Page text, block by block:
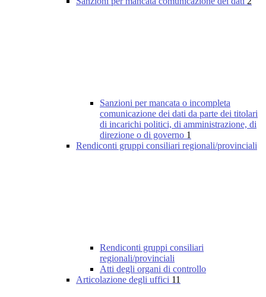
Sanzioni per mancata o incompleta
comunicazione dei dati da parte dei titolari
di incarichi politici, di amministrazione, di
direzione o di governo 1
Rendiconti gruppi consiliari regionali/provinciali
Rendiconti gruppi consiliari
regionali/provinciali
Atti degli organi di controllo
Articolazione degli uffici 11